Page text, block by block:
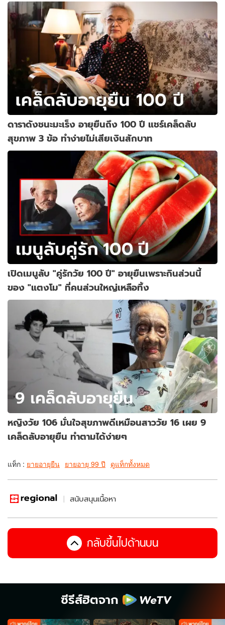
ดาราดังชนะมะเร็ง อายุยืนถึง 100 ปี แชร์เคล็ดลับ
สุขภาพ 3 ข้อ ทำง่ายไม่เสียเงินสักบาท
เปิดเมนูลับ "คู่รักวัย 100 ปี" อายุยืนเพราะกินส่วนนี้
ของ "แตงโม" ที่คนส่วนใหญ่เหลือทิ้ง
หญิงวัย 106 มั่นใจสุขภาพดีเหมือนสาววัย 16 เผย 9
เคล็ดลับอายุยืน ทำตามได้ง่ายๆ
แท็ก : ยายอายุยืน ยายอายุ 99 ปี ดูแท็กทั้งหมด
สนับสนุนเนื้อหา
กลับขึ้นไปด้านบน
ซีรีส์ฮิตจาก